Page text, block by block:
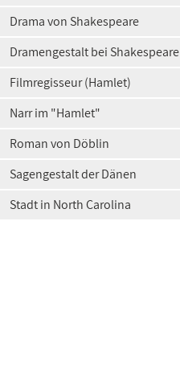
Drama von Shakespeare
Dramengestalt bei Shakespeare
Filmregisseur (Hamlet)
Narr im "Hamlet"
Roman von Döblin
Sagengestalt der Dänen
Stadt in North Carolina